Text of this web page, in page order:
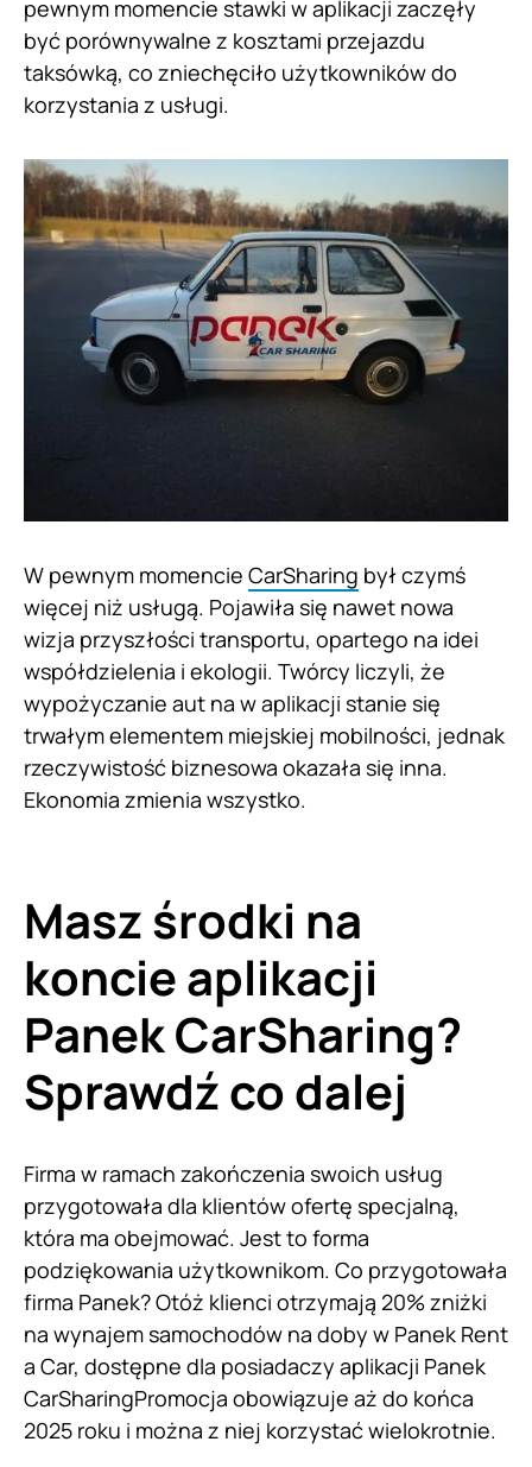
pewnym momencie stawki w aplikacji zaczęły
być porównywalne z kosztami przejazdu
taksówką, co zniechęciło użytkowników do
korzystania z usługi.
W pewnym momencie CarSharing był czymś
więcej niż usługą. Pojawiła się nawet nowa
wizja przyszłości transportu, opartego na idei
współdzielenia i ekologii. Twórcy liczyli, że
wypożyczanie aut na w aplikacji stanie się
trwałym elementem miejskiej mobilności, jednak
rzeczywistość biznesowa okazała się inna.
Ekonomia zmienia wszystko.
Masz środki na
koncie aplikacji
Panek CarSharing?
Sprawdź co dalej
Firma w ramach zakończenia swoich usług
przygotowała dla klientów ofertę specjalną,
która ma obejmować. Jest to forma
podziękowania użytkownikom. Co przygotowała
firma Panek? Otóż klienci otrzymają 20% zniżki
na wynajem samochodów na doby w Panek Rent
a Car, dostępne dla posiadaczy aplikacji Panek
CarSharingPromocja obowiązuje aż do końca
2025 roku i można z niej korzystać wielokrotnie.